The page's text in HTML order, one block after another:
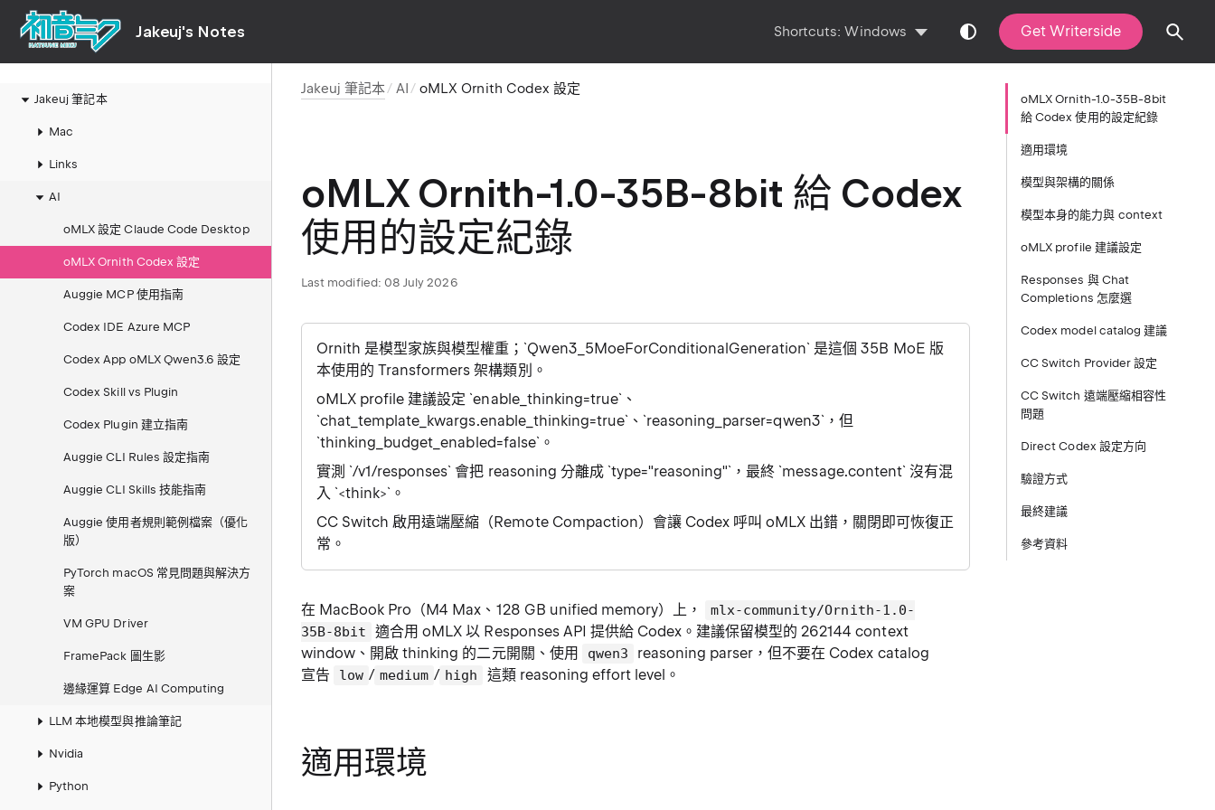
Jakeuj's Notes Shortcuts:Windows Get Writerside
Jakeuj 筆記本
Mac
Links
AI
oMLX 設定 Claude Code Desktop
oMLX Ornith Codex 設定
Auggie MCP 使用指南
Codex IDE Azure MCP
Codex App oMLX Qwen3.6 設定
Codex Skill vs Plugin
Codex Plugin 建立指南
Auggie CLI Rules 設定指南
Auggie CLI Skills 技能指南
Auggie 使用者規則範例檔案（優化
版）
PyTorch macOS 常見問題與解決方
案
VM GPU Driver
FramePack 圖生影
邊緣運算 Edge AI Computing
LLM 本地模型與推論筆記
Nvidia
Python
Jakeuj 筆記本 AI oMLX Ornith Codex 設定
oMLX Ornith-1.0-35B-8bit 給 Codex
使用的設定紀錄
Last modified: 08 July 2026
Ornith 是模型家族與模型權重；`Qwen3_5MoeForConditionalGeneration` 是這個 35B MoE 版
本使用的 Transformers 架構類別。
oMLX profile 建議設定 `enable_thinking=true`、
`chat_template_kwargs.enable_thinking=true`、`reasoning_parser=qwen3`，但
`thinking_budget_enabled=false`。
實測 `/v1/responses` 會把 reasoning 分離成 `type="reasoning"`，最終 `message.content` 沒有混
入 `<think>`。
CC Switch 啟用遠端壓縮（Remote Compaction）會讓 Codex 呼叫 oMLX 出錯，關閉即可恢復正
常。
在 MacBook Pro（M4 Max、128 GB unified memory）上，
mlx-community/Ornith-1.0-
35B-8bit
適合用 oMLX 以 Responses API 提供給 Codex。建議保留模型的 262144 context
window、開啟 thinking 的二元開關、使用
qwen3
reasoning parser，但不要在 Codex catalog
宣告
low / medium / high 這類 reasoning effort level。
適用環境
oMLX Ornith-1.0-35B-8bit
給 Codex 使用的設定紀錄
適用環境
模型與架構的關係
模型本身的能力與 context
oMLX profile 建議設定
Responses 與 Chat
Completions 怎麼選
Codex model catalog 建議
CC Switch Provider 設定
CC Switch 遠端壓縮相容性
問題
Direct Codex 設定方向
驗證方式
最終建議
參考資料